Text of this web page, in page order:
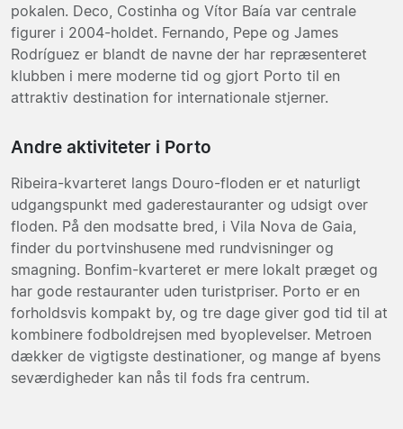
pokalen. Deco, Costinha og Vítor Baía var centrale
figurer i 2004-holdet. Fernando, Pepe og James
Rodríguez er blandt de navne der har repræsenteret
klubben i mere moderne tid og gjort Porto til en
attraktiv destination for internationale stjerner.
Andre aktiviteter i Porto
Ribeira-kvarteret langs Douro-floden er et naturligt
udgangspunkt med gaderestauranter og udsigt over
floden. På den modsatte bred, i Vila Nova de Gaia,
finder du portvinshusene med rundvisninger og
smagning. Bonfim-kvarteret er mere lokalt præget og
har gode restauranter uden turistpriser. Porto er en
forholdsvis kompakt by, og tre dage giver god tid til at
kombinere fodboldrejsen med byoplevelser. Metroen
dækker de vigtigste destinationer, og mange af byens
seværdigheder kan nås til fods fra centrum.